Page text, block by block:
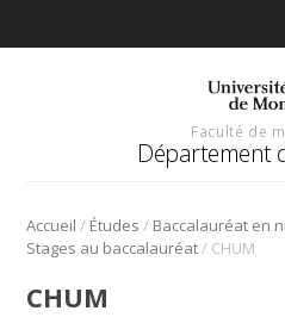
Faculté de
Département
Accueil / Études / Baccalauréat en
Stages au baccalauréat/ CHUM
CHUM